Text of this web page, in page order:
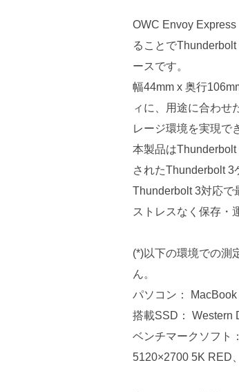
OWC Envoy
ることで
ースです。
幅44mm x 奥行
ィに、用途に合わせ
レージ環境を実現で
本製品は
されたThunderbolt 3
Thunderbolt 3対応で
ストレスなく保存・
(*)以下の環境での測
ん。
パソコン：
搭載SSD： Western
ベンチマークソフト
5120×2700 5K RED